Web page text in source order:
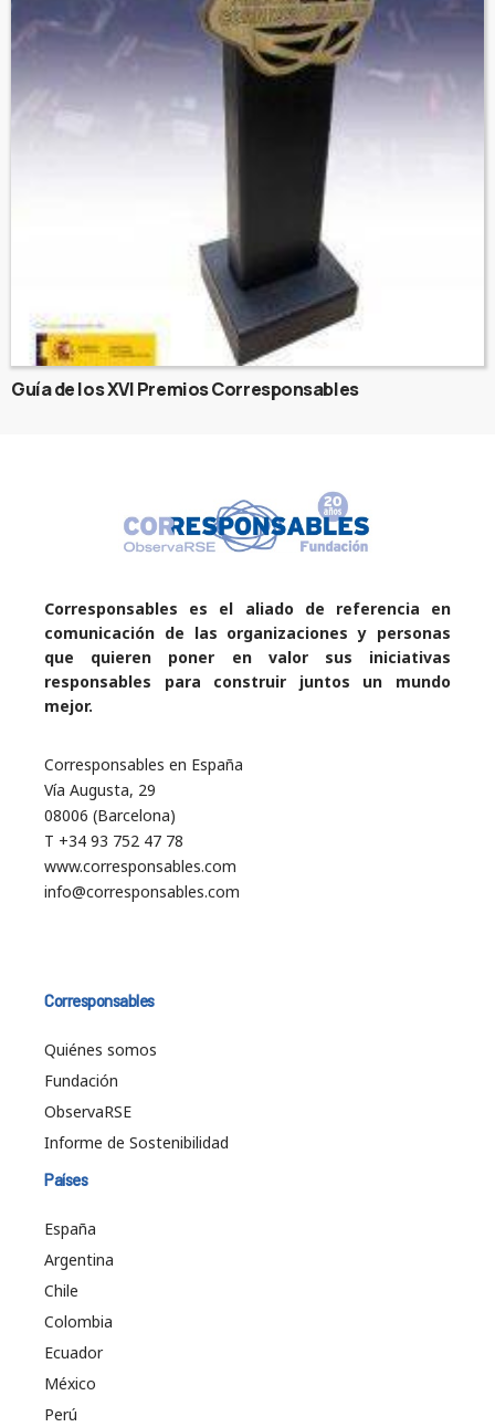
Guía de los XVI Premios Corresponsables
Corresponsables es el aliado de referencia en
comunicación de las organizaciones y personas
que quieren poner en valor sus iniciativas
responsables para construir juntos un mundo
mejor.
Corresponsables en España
Vía Augusta, 29
08006 (Barcelona)
T +34 93 752 47 78
www.corresponsables.com
info@corresponsables.com
Corresponsables
Quiénes somos
Fundación
ObservaRSE
Informe de Sostenibilidad
Países
España
Argentina
Chile
Colombia
Ecuador
México
Perú